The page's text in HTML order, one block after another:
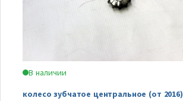
В наличии
колесо зубчатое центральное (от 2016)